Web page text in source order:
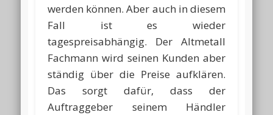
werden können. Aber auch in diesem
Fall ist es wieder
tagespreisabhängig. Der Altmetall
Fachmann wird seinen Kunden aber
ständig über die Preise aufklären.
Das sorgt dafür, dass der
Auftraggeber seinem Händler